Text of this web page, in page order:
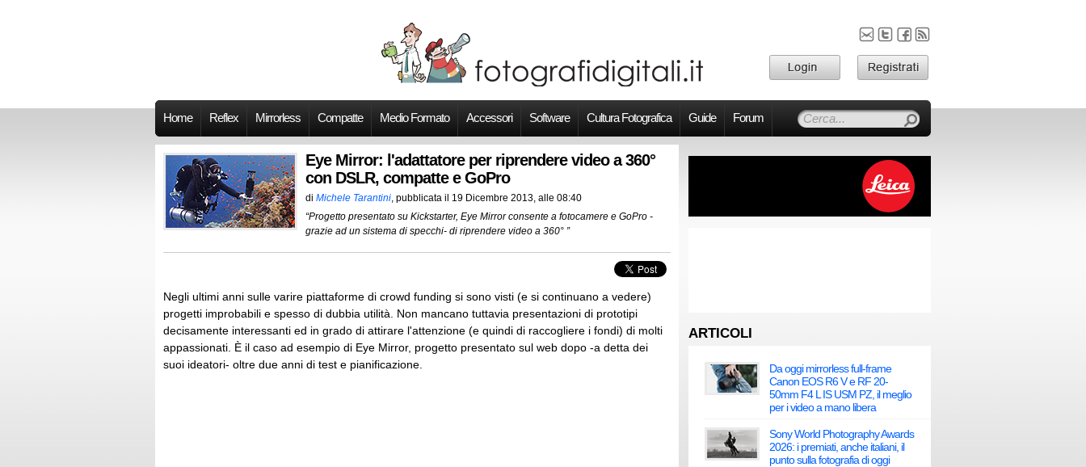
Home Reflex Mirrorless Compatte Medio Formato Accessori Software Cultura Fotografica Guide Forum
Eye Mirror: l'adattatore per riprendere video a 360°
con DSLR, compatte e GoPro
di Michele Tarantini, pubblicata il 19 Dicembre 2013, alle 08:40
“Progetto presentato su Kickstarter, Eye Mirror consente a fotocamere e GoPro -
grazie ad un sistema di specchi- di riprendere video a 360° ”
Negli ultimi anni sulle varire piattaforme di crowd funding si sono visti (e si continuano a vedere)
progetti improbabili e spesso di dubbia utilità. Non mancano tuttavia presentazioni di prototipi
decisamente interessanti ed in grado di attirare l'attenzione (e quindi di raccogliere i fondi) di molti
appassionati. È il caso ad esempio di Eye Mirror, progetto presentato sul web dopo -a detta dei
suoi ideatori- oltre due anni di test e pianificazione.
ARTICOLI
Da oggi mirrorless full-frame
Canon EOS R6 V e RF 20-
50mm F4 L IS USM PZ, il meglio
per i video a mano libera
Sony World Photography Awards
2026: i premiati, anche italiani, il
punto sulla fotografia di oggi